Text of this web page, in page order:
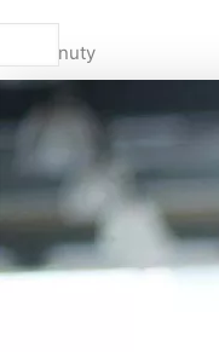
2 minuty